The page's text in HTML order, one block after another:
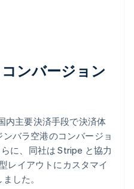
ンバージョン
内主要決済手段で決済体
バラ空港のコンバージョ
に、同社は Stripe と協力
レイアウトにカスタマイ
した。